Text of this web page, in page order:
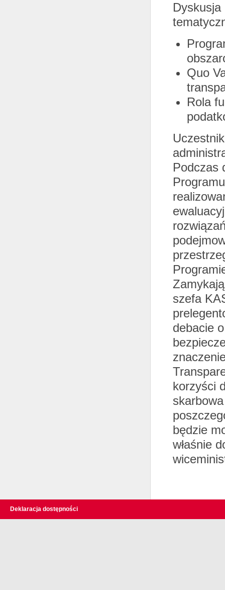
Dyskusja
Quo
Rola
Podczas
szefa
debacie
korzyści
będzie
właśnie
Deklaracja dostępności